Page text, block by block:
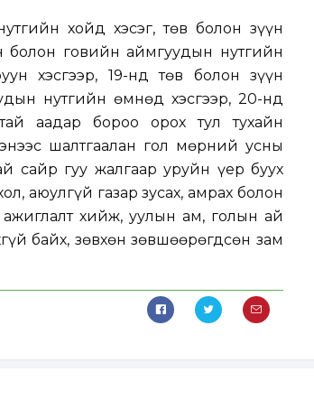
хойд хэсэг, төв болон зүүн
болон говийн аймгуудын нутгийн
хэсгээр, 19-нд төв болон зүүн
нутгийн өмнөд хэсгээр, 20-нд
аадар бороо орох тул тухайн
шалтгаалан гол мөрний усны
сайр гуу жалгаар уруйн үер буух
аюулгүй газар зусах, амрах болон
хийж, уулын ам, голын ай
байх, зөвхөн зөвшөөрөгдсөн зам